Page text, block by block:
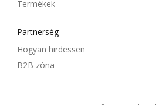
Termékek
Partnerség
Hogyan hirdessen
B2B zóna